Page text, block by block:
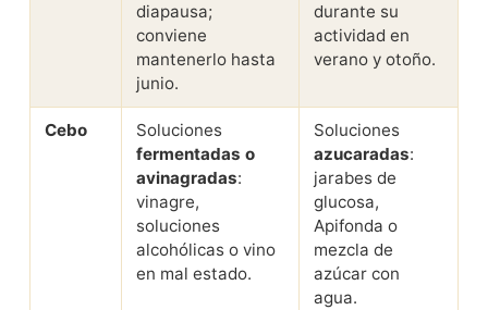
diapausa;
conviene
mantenerlo hasta
junio.
durante su
actividad en
verano y otoño.
Cebo
Soluciones
fermentadas o
avinagradas:
vinagre,
soluciones
alcohólicas o vino
en mal estado.
Soluciones
azucaradas:
jarabes de
glucosa,
Apifonda o
mezcla de
azúcar con
agua.